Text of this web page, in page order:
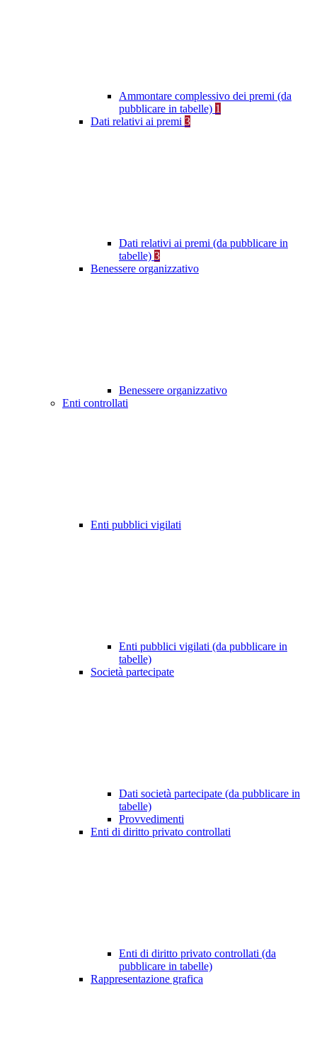
Ammontare complessivo dei premi (da
pubblicare in tabelle) 1
Dati relativi ai premi 3
Dati relativi ai premi (da pubblicare in
tabelle) 3
Benessere organizzativo
Benessere organizzativo
Enti controllati
Enti pubblici vigilati
Enti pubblici vigilati (da pubblicare in
tabelle)
Società partecipate
Dati società partecipate (da pubblicare in
tabelle)
Provvedimenti
Enti di diritto privato controllati
Enti di diritto privato controllati (da
pubblicare in tabelle)
Rappresentazione grafica